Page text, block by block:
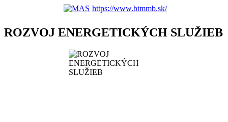
https://www.btmmb.sk/
ROZVOJ ENERGETICKÝCH SLUŽIEB